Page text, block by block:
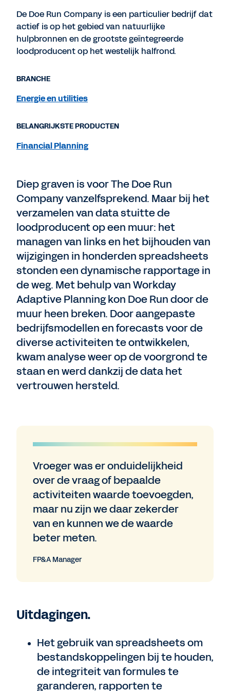
Diep graven is voor The Doe Run
Company vanzelfsprekend. Maar bij het
verzamelen van data stuitte de
loodproducent op een muur: het
managen van links en het bijhouden van
wijzigingen in honderden spreadsheets
stonden een dynamische rapportage in
de weg. Met behulp van Workday
Adaptive Planning kon Doe Run door de
muur heen breken. Door aangepaste
bedrijfsmodellen en forecasts voor de
diverse activiteiten te ontwikkelen,
kwam analyse weer op de voorgrond te
staan en werd dankzij de data het
vertrouwen hersteld.
Vroeger was er onduidelijkheid
over de vraag of bepaalde
activiteiten waarde toevoegden,
maar nu zijn we daar zekerder
van en kunnen we de waarde
beter meten.
FP&A Manager
Uitdagingen.
Het gebruik van spreadsheets om
bestandskoppelingen bij te houden,
de integriteit van formules te
garanderen, rapporten te
De Doe Run Company is een particulier bedrijf dat
actief is op het gebied van natuurlijke
hulpbronnen en de grootste geïntegreerde
loodproducent op het westelijk halfrond.
BRANCHE
Energie en utilities
BELANGRIJKSTE PRODUCTEN
Financial Planning